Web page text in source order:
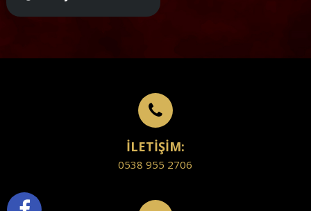
İLETİŞİM:
0538 955 2706